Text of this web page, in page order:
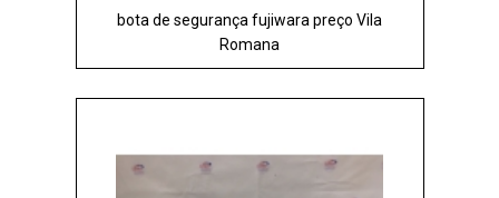
bota de segurança fujiwara preço Vila
Romana